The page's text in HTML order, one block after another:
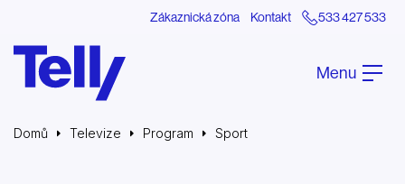
Zákaznická zóna Kontakt 533 427 533
Menu
Domů Televize Program Sport